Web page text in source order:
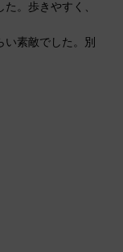
。歩きやすく、
素敵でした。別